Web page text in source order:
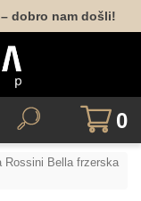
dobro nam došli!
0
Rossini Bella frzerska